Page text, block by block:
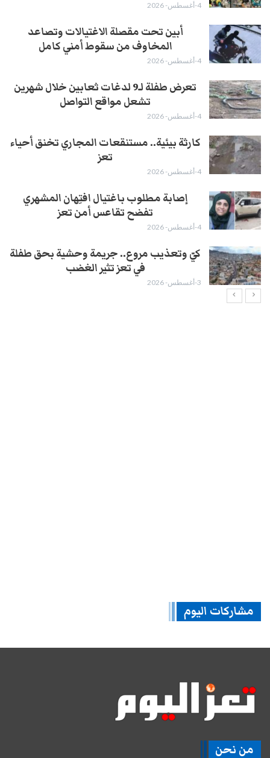
4-أغسطس- 2026
أبين تحت مقصلة الاغتيالات وتصاعد
المخاوف من سقوط أمني كامل
4-أغسطس- 2026
تعرض طفلة لـ9 لدغات ثعابين خلال شهرين
تشعل مواقع التواصل
4-أغسطس- 2026
كارثة بيئية.. مستنقعات المجاري تخنق أحياء
تعز
4-أغسطس- 2026
إصابة مطلوب باغتيال افتِهان المشهري
تفضح تقاعس أمن تعز
4-أغسطس- 2026
كيّ وتعذيب مروع.. جريمة وحشية بحق طفلة
في تعز تثير الغضب
3-أغسطس- 2026
مشاركات اليوم
من نحن